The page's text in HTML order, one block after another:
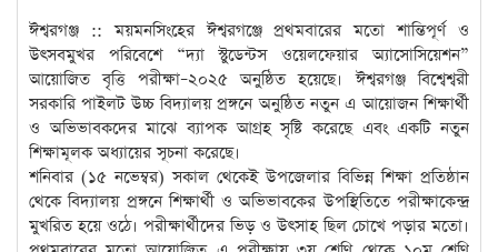
ঈশ্বরগঞ্জ :: ময়মনসিংহের ঈশ্বরগঞ্জে প্রথমবারের মতো শান্তিপূর্ণ ও
উৎসবমুখর পরিবেশে “দ্যা স্টুডেন্টস ওয়েলফেয়ার অ্যাসোসিয়েশন”
আয়োজিত বৃত্তি পরীক্ষা–২০২৫ অনুষ্ঠিত হয়েছে। ঈশ্বরগঞ্জ বিশ্বেশ্বরী
সরকারি পাইলট উচ্চ বিদ্যালয় প্রঙ্গনে অনুষ্ঠিত নতুন এ আয়োজন শিক্ষার্থী
ও অভিভাবকদের মাঝে ব্যাপক আগ্রহ সৃষ্টি করেছে এবং একটি নতুন
শিক্ষামূলক অধ্যায়ের সূচনা করেছে।
শনিবার (১৫ নভেম্বর) সকাল থেকেই উপজেলার বিভিন্ন শিক্ষা প্রতিষ্ঠান
থেকে বিদ্যালয় প্রঙ্গনে শিক্ষার্থী ও অভিভাবকের উপস্থিতিতে পরীক্ষাকেন্দ্র
মুখরিত হয়ে ওঠে। পরীক্ষার্থীদের ভিড় ও উৎসাহ ছিল চোখে পড়ার মতো।